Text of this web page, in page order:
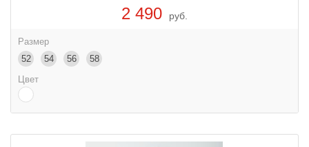
2 490 руб.
Размер
52
54 56
58
Цвет